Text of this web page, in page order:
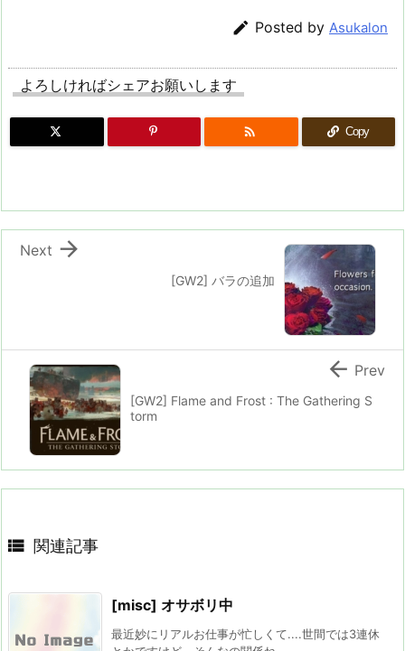
 Posted by Asukalon
よろしければシェアお願いします
 Copy
[GW2] バラの追加

Next
[GW2] Flame and Frost : The Gathering S
torm
 Prev
 関連記事
[misc] オサボリ中
最近妙にリアルお仕事が忙しくて....世間では3連休